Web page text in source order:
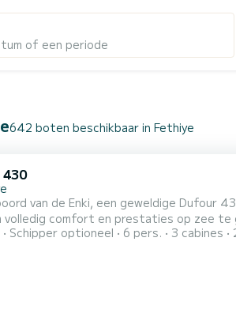
of een periode
642 boten beschikbaar in Fethiye
van de Enki, een geweldige Dufour
comfort en prestaties op zee te garanderen. De boot heeft 3 hutten met totaal
Met een totale lengte van 13 meter
Schipper optioneel 6 pers. 3 cabines